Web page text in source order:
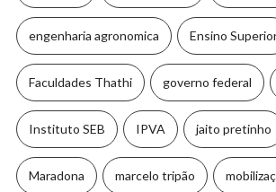
engenharia agronomica Ensino
Faculdades Thathi governo federal
Instituto SEB IPVA jaito pretinho
Maradona marcelo tripão